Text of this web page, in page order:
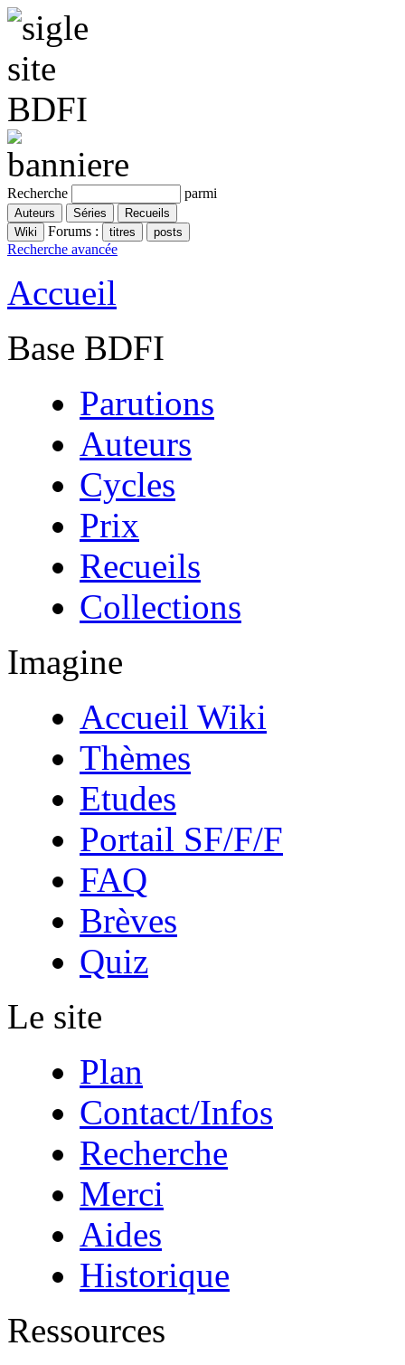
Recherche parmi
Forums :
Recherche avancée
Accueil
Base BDFI
Parutions
Auteurs
Cycles
Prix
Recueils
Collections
Imagine
Accueil Wiki
Thèmes
Etudes
Portail SF/F/F
FAQ
Brèves
Quiz
Le site
Plan
Contact/Infos
Recherche
Merci
Aides
Historique
Ressources